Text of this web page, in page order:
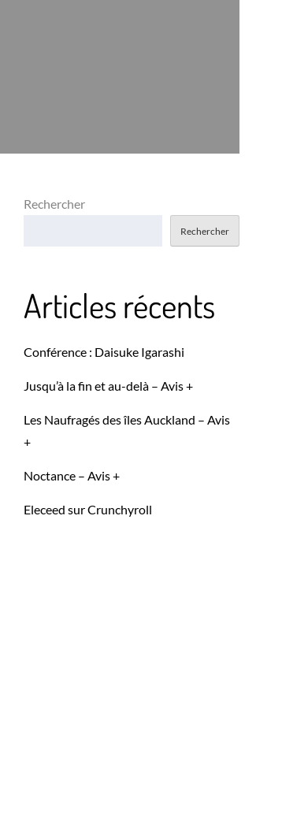
Rechercher
Rechercher
Articles récents
Conférence : Daisuke Igarashi
Jusqu’à la fin et au-delà – Avis +
Les Naufragés des îles Auckland – Avis
+
Noctance – Avis +
Eleceed sur Crunchyroll